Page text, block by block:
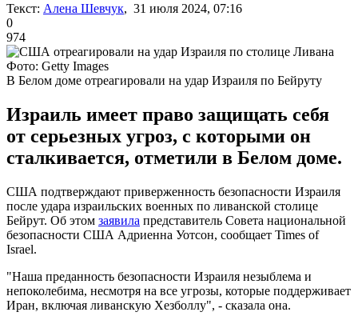
Текст: Алена Шевчук, 31 июля 2024, 07:16
0
974
Фото: Getty Images
В Белом доме отреагировали на удар Израиля по Бейруту
Израиль имеет право защищать себя
от серьезных угроз, с которыми он
сталкивается, отметили в Белом доме.
США подтверждают приверженность безопасности Израиля
после удара израильских военных по ливанской столице
Бейрут. Об этом заявила представитель Совета национальной
безопасности США Адриенна Уотсон, сообщает Times of
Israel.
"Наша преданность безопасности Израиля незыблема и
непоколебима, несмотря на все угрозы, которые поддерживает
Иран, включая ливанскую Хезболлу", - сказала она.